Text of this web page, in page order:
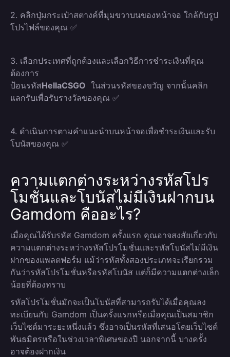
2. คลิกปุ่มกระเป๋าสตางค์ที่มุมขวาบนของหน้าจอ ใกล้กับรูป
โปรไฟล์ของคุณ ✅
3. เลือกประเทศที่ถูกต้องและเลือกวิธีการชำระเงินที่คุณ
ต้องการ
ป้อนรหัสHellaCSGO ในส่วนรหัสของขวัญ จากนั้นคลิก
แลกรับเพื่อรับรางวัลของคุณ ✅
4. ดำเนินการตามคำแนะนำบนหน้าจอเพื่อชำระเงินและรับ
โบนัสของคุณ ✅
ความแตกต่างระหว่างรหัสโปร
โมชั่นและโบนัสไม่มีเงินฝากบน
Gamdom คืออะไร?
เมื่อคุณได้รับรหัส Gamdom ครั้งแรก คุณอาจสงสัยเกี่ยวกับ
ความแตกต่างระหว่างรหัสโปรโมชั่นและรหัสโบนัสไม่มีเงิน
ฝากของแพลตฟอร์ม แม้ว่ารหัสทั้งสองประเภทจะเรียกรวม
กันว่ารหัสโปรโมชั่นหรือรหัสโบนัส แต่ก็มีความแตกต่างเล็ก
น้อยที่ต้องทราบ
รหัสโปรโมชั่นมักจะเป็นโบนัสที่สามารถรับได้เมื่อคุณลง
ทะเบียนกับ Gamdom เป็นครั้งแรกหรือเมื่อคุณเป็นสมาชิก
เว็บไซต์มาระยะหนึ่งแล้ว ซึ่งอาจเป็นรหัสที่เสนอโดยเว็บไซต์
พันธมิตรหรือในช่วงเวลาพิเศษของปี นอกจากนี้ บางครั้ง
อาจต้องฝากเงิน